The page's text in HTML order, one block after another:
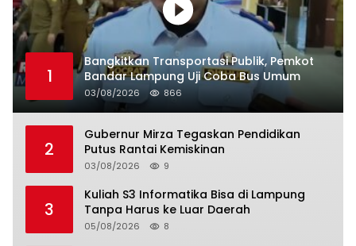
1
Bangkitkan Transportasi Publik, Pemkot
Bandar Lampung Uji Coba Bus Umum
03/08/2026 866
2
Gubernur Mirza Tegaskan Pendidikan
Putus Rantai Kemiskinan
03/08/2026 9
3
Kuliah S3 Informatika Bisa di Lampung
Tanpa Harus ke Luar Daerah
05/08/2026 8